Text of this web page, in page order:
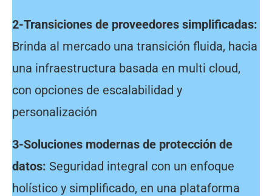
2-Transiciones de proveedores simplificadas:
Brinda al mercado una transición fluida, hacia
una infraestructura basada en multi cloud,
con opciones de escalabilidad y
personalización
3-Soluciones modernas de protección de
datos: Seguridad integral con un enfoque
holístico y simplificado, en una plataforma